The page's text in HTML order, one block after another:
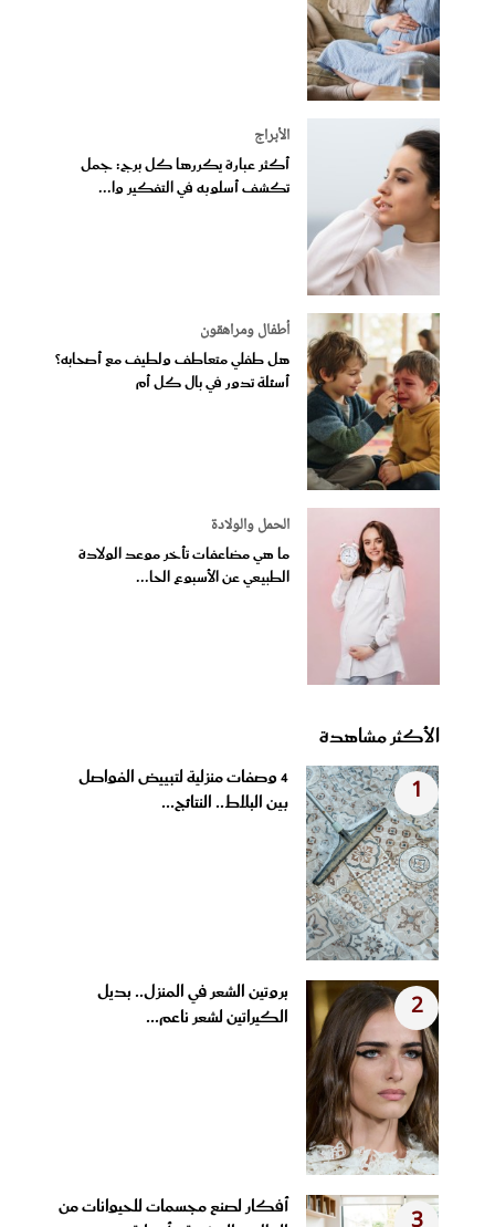
الأبراج
أكثر عبارة يكررها كل برج: جمل
تكشف أسلوبه في التفكير وا...
أطفال ومراهقون
هل طفلي متعاطف ولطيف مع أصحابه؟
أسئلة تدور في بال كل أم
الحمل والولادة
ما هي مضاعفات تأخر موعد الولادة
الطبيعي عن الأسبوع الحا...
الأكثر مشاهدة
1
4 وصفات منزلية لتبييض الفواصل
بين البلاط.. النتائج...
2
بروتين الشعر في المنزل.. بديل
الكيراتين لشعر ناعم...
أفكار لصنع مجسمات للحيوانات من